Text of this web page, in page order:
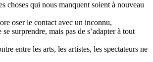
choses qui nous manquent soient à nouveau
oser le contact avec un inconnu,
surprendre, mais pas de s’adapter à tout
entre les arts, les artistes, les spectateurs ne